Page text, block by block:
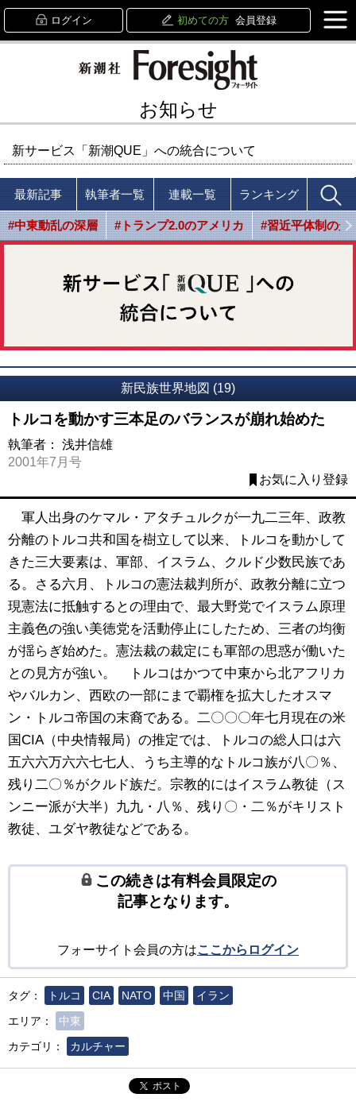
ログイン 初めての方 会員登録
お知らせ
新サービス「新潮QUE」への統合について
最新記事 執筆者一覧 連載一覧 ランキング
#中東動乱の深層 #トランプ2.0のアメリカ #習近平体制の光
新民族世界地図 (19)
トルコを動かす三本足のバランスが崩れ始めた
執筆者： 浅井信雄
2001年7月号
お気に入り登録
軍人出身のケマル・アタチュルクが一九二三年、政教
分離のトルコ共和国を樹立して以来、トルコを動かして
きた三大要素は、軍部、イスラム、クルド少数民族であ
る。さる六月、トルコの憲法裁判所が、政教分離に立つ
現憲法に抵触するとの理由で、最大野党でイスラム原理
主義色の強い美徳党を活動停止にしたため、三者の均衡
が揺らぎ始めた。憲法裁の裁定にも軍部の思惑が働いた
との見方が強い。 トルコはかつて中東から北アフリカ
やバルカン、西欧の一部にまで覇権を拡大したオスマ
ン・トルコ帝国の末裔である。二〇〇〇年七月現在の米
国CIA（中央情報局）の推定では、トルコの総人口は六
五六六万六六七七人、うち主導的なトルコ族が八〇％、
残り二〇％がクルド族だ。宗教的にはイスラム教徒（ス
ンニー派が大半）九九・八％、残り〇・二％がキリスト
教徒、ユダヤ教徒などである。
この続きは有料会員限定の
記事となります。
フォーサイト会員の方はここからログイン
タグ： トルコ CIA NATO 中国
イラン
エリア：
中東
カテゴリ：
カルチャー
ポスト